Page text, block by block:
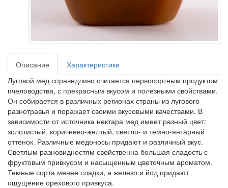
Описание
Характеристики
Луговой мед справедливо считается первосортным продуктом
пчеловодства, с прекрасным вкусом и полезными свойствами.
Он собирается в различных регионах страны из лугового
разнотравья и поражает своими вкусовыми качествами. В
зависимости от источника нектара мед имеет разный цвет:
золотистый, коричнево-желтый, светло- и темно-янтарный
оттенок. Различные медоносы придают и различный вкус.
Светлым разновидностям свойственна большая сладость с
фруктовым привкусом и насыщенным цветочным ароматом.
Темные сорта менее сладки, а железо и йод придают
ощущение орехового привкуса.